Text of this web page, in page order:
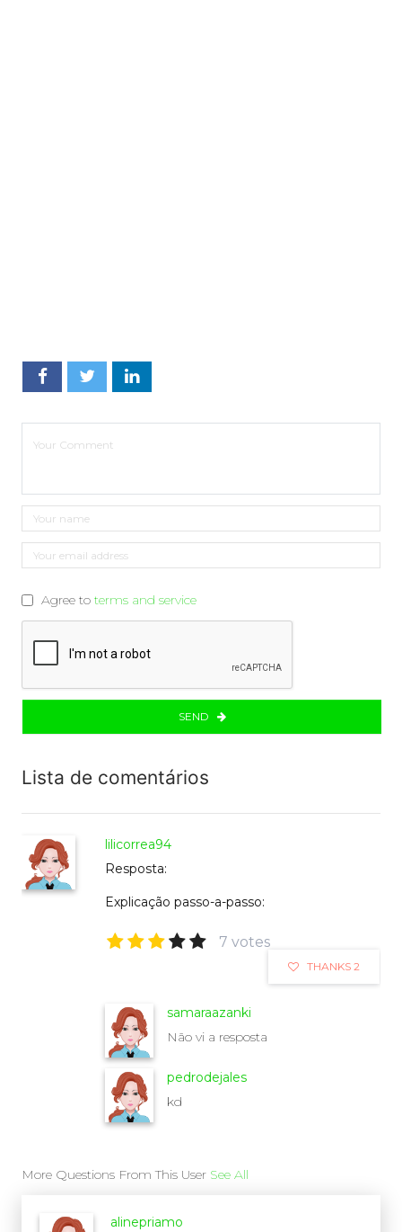
Agree to terms and service
SEND
Lista de comentários
lilicorrea94
Resposta:
Explicação passo-a-passo:
7 votes
THANKS 2
samaraazanki
Não vi a resposta
pedrodejales
kd
More Questions From This User See All
alinepriamo